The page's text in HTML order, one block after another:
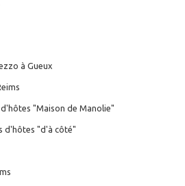
à Gueux
"Maison de Manolie"
d'hôtes "d'à côté"